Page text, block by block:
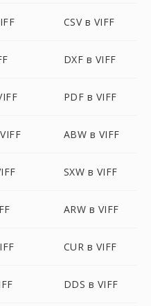
CSV в VIFF
DXF в VIFF
PDF в VIFF
ABW в VIFF
SXW в VIFF
ARW в VIFF
CUR в VIFF
DDS в VIFF